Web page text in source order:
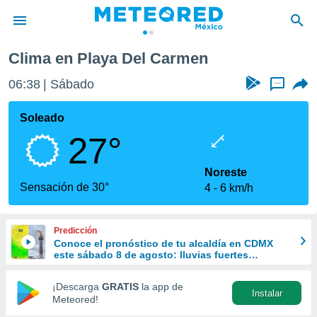
de
ha sido
calidad.
a este
las
y
forma
digital
basada
Clima en Playa Del Carmen
06:38 Sábado ...
Soleado
27°
Sensación de 30°
Noreste
4
6 km/h
Predicción
Conoce el pronóstico de tu alcaldía en CDMX
este sábado 8 de agosto: lluvias fuertes
¡Descarga GRATIS la app de
Meteored!
Instalar